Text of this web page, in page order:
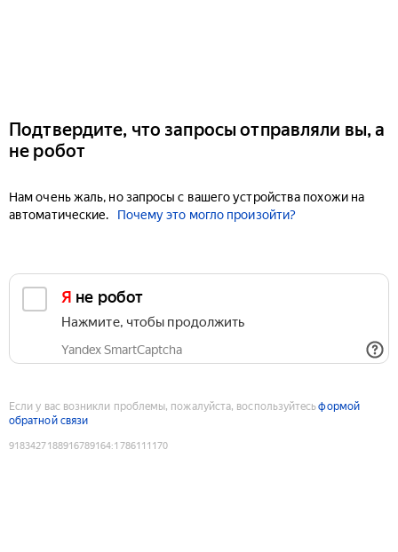
Подтвердите, что запросы отправляли вы, а
не робот
Нам очень жаль, но запросы с вашего устройства похожи на
автоматические.
Почему это могло произойти?
Я не робот
Нажмите, чтобы продолжить
Yandex SmartCaptcha
Если у вас возникли проблемы, пожалуйста, воспользуйтесьформой
обратной связи
9183427188916789164:1786111170